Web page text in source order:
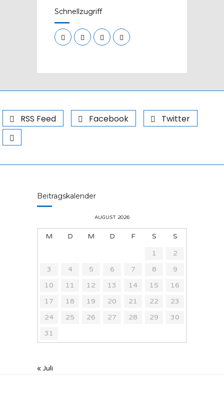
Schnellzugriff
RSS Feed Facebook Twitter
Beitragskalender
AUGUST 2026
M D M D F S
S
1
2
3
4 5 6 7 8
9
10
11 12 13 14 15
16
17
18 19 20 21 22
23
24
25 26 27 28 29
30
31
« Juli